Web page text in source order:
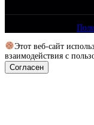
Этот веб-сайт
взаимодействия с
Согласен